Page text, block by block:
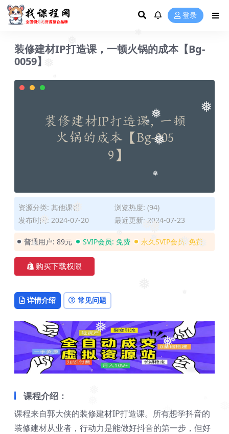
❅
❅
❅
❅ ❅
❅
❅
❅
❅
❅
❅
❅
❅
❅
❅
❅
❅
❅
❅
登录
装修建材IP打造课，一顿火锅的成本【Bg-
0059】
资源分类: 其他课程
浏览热度: (94)
发布时间: 2024-07-20
最近更新: 2024-07-23
普通用户: 89元 SVIP会员: 免费 永久SVIP会员: 免费
购买下载权限
详情介绍 常见问题
课程介绍：
课程来自郭大侠的装修建材IP打造课。所有想学抖音的
装修建材从业者，行动力是能做好抖音的第一步，但好